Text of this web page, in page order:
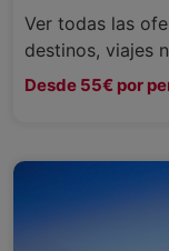
Ver todas las
destinos, viajes
Desde 55€ por